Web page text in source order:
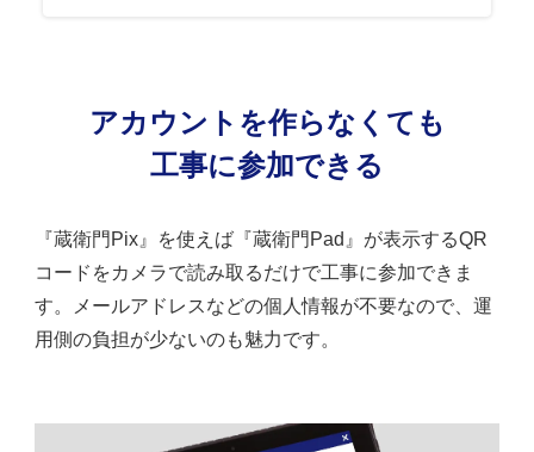
アカウントを作らなくても
工事に参加できる
『蔵衛門Pix』を使えば『蔵衛門Pad』が表示するQR
コードをカメラで読み取るだけで工事に参加できま
す。メールアドレスなどの個人情報が不要なので、運
用側の負担が少ないのも魅力です。